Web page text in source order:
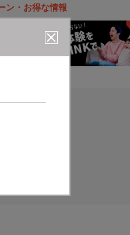
ン・お得な情報